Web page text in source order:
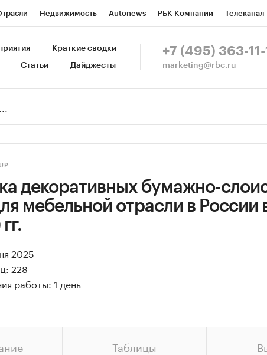
Недвижимость Autonews РБК Компании Телеканал
Спецпроекты СПб Конференции СПб Спецпроекты
Краткие сводки
Статьи Дайджесты
+7 (495) 363-11-
marketing@rbc.ru
декоративных бумажно-
мебельной отрасли в России
2025
228
работы: 1 день
Таблицы